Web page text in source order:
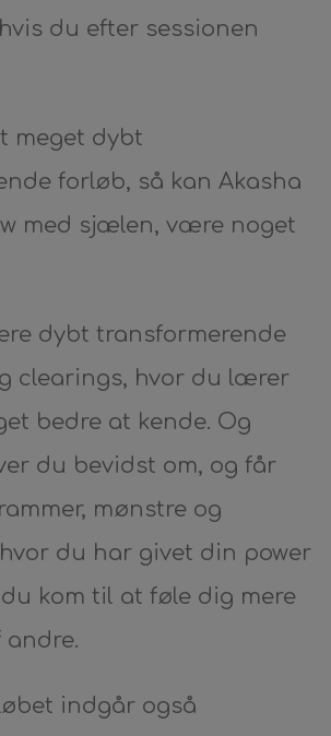
du efter sessionen
meget dybt
forløb, så kan Akasha
med sjælen, være noget
dybt transformerende
clearings, hvor du lærer
bedre at kende. Og
du bevidst om, og får
mønstre og
du har givet din power
kom til at føle dig mere
indgår også